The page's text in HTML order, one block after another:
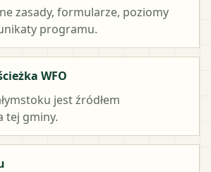
zasady, formularze, poziomy
programu.
WFO
jest źródłem
tej gminy.